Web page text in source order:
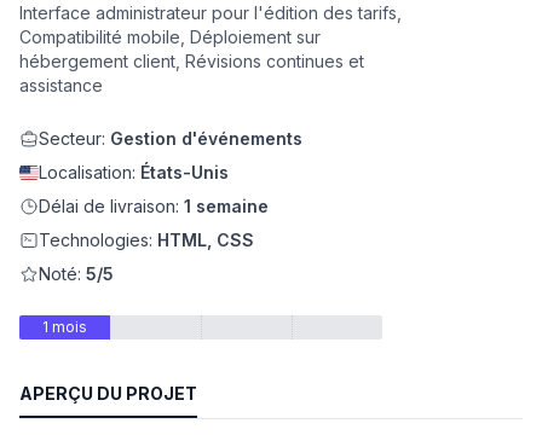
Interface administrateur pour l'édition des tarifs,
Compatibilité mobile, Déploiement sur
hébergement client, Révisions continues et
assistance
Secteur: Gestion d'événements
Localisation: États-Unis
Délai de livraison: 1 semaine
Technologies: HTML, CSS
Noté: 5/5
1 mois
APERÇU DU PROJET